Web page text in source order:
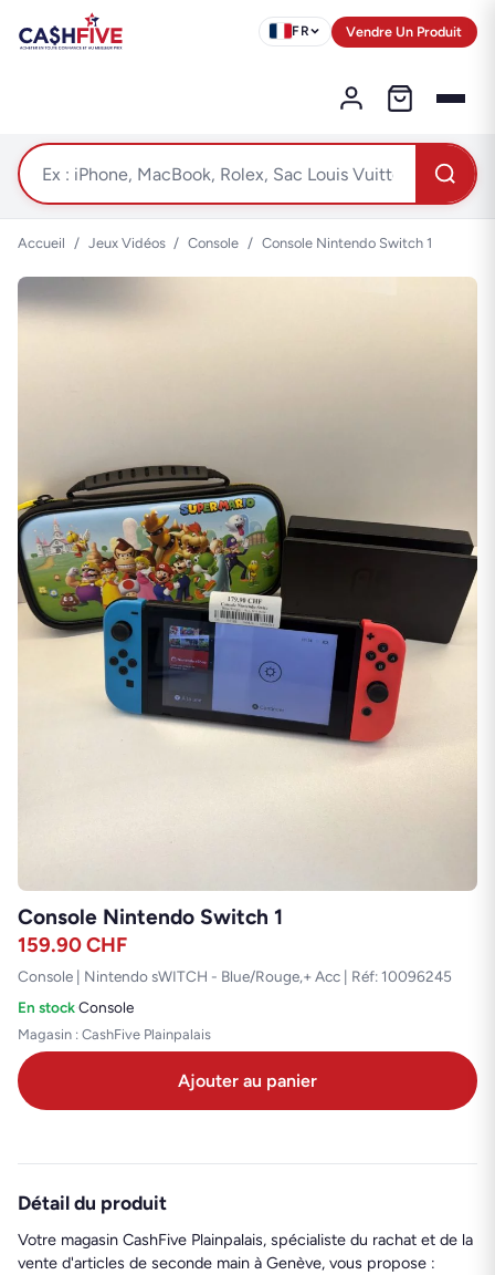
FR Vendre Un Produit
Accueil / Jeux Vidéos / Console / Console Nintendo Switch 1
Console Nintendo Switch 1
159.90CHF
Console | Nintendo sWITCH - Blue/Rouge,+ Acc | Réf: 10096245
En stock·Console
Magasin : CashFive Plainpalais
Ajouter au panier
Détail du produit
Votre magasin CashFive Plainpalais, spécialiste du rachat et de la
vente d'articles de seconde main à Genève, vous propose :